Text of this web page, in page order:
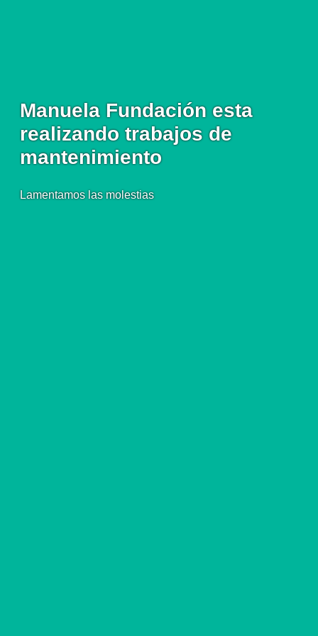
Manuela Fundación esta
realizando trabajos de
mantenimiento
Lamentamos las molestias